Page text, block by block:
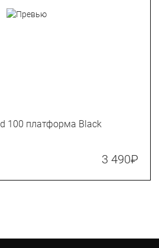
100 платформа Black
3 490₽